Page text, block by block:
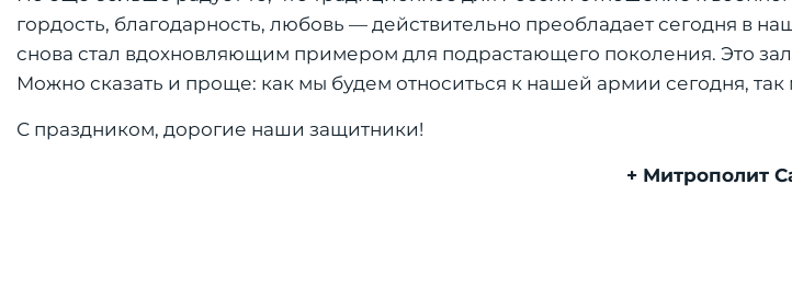
гордость, благодарность, любовь — действительно преобладает сегодня в
снова стал вдохновляющим примером для подрастающего поколения. Это
Можно сказать и проще: как мы будем относиться к нашей армии сегодня,
С праздником, дорогие наши защитники!
+ Митрополит